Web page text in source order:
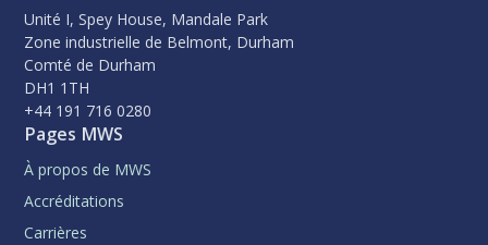
Unité I, Spey House, Mandale Park
Zone industrielle de Belmont, Durham
Comté de Durham
DH1 1TH
+44 191 716 0280
Pages MWS
À propos de MWS
Accréditations
Carrières